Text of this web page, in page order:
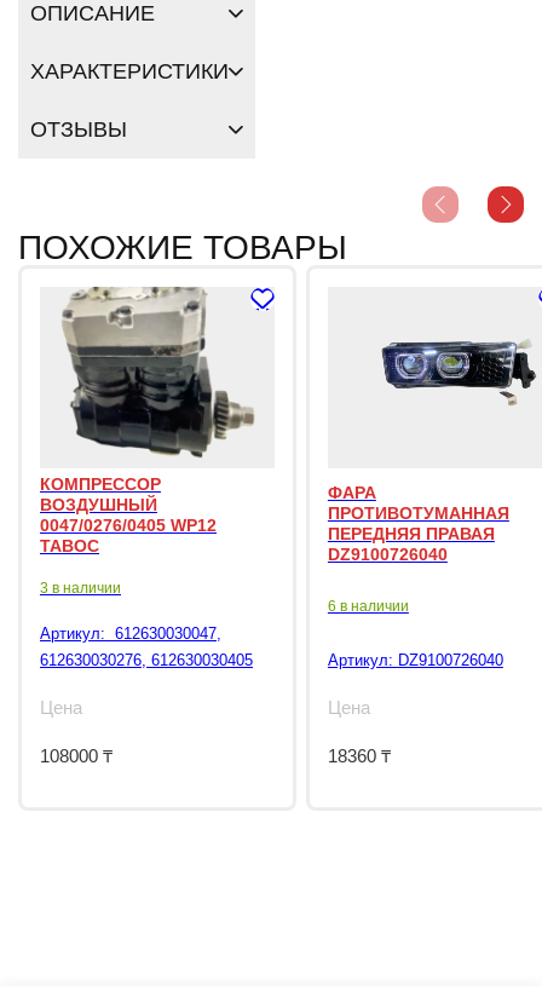
ОПИСАНИЕ
ХАРАКТЕРИСТИКИ
ОТЗЫВЫ
ПОХОЖИЕ ТОВАРЫ
КОМПРЕССОР
ВОЗДУШНЫЙ
0047/0276/0405 WP12
TABOC
3 в наличии
Артикул: 612630030047,
612630030276, 612630030405
Цена
108000 ₸
ФАРА
ПРОТИВОТУМАННАЯ
ПЕРЕДНЯЯ ПРАВАЯ
DZ9100726040
6 в наличии
Артикул: DZ9100726040
Цена
18360 ₸